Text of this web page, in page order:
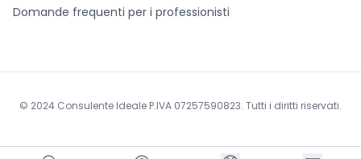
Domande frequenti per i professionisti
© 2024 Consulente Ideale P.IVA 07257590823. Tutti i diritti riservati.